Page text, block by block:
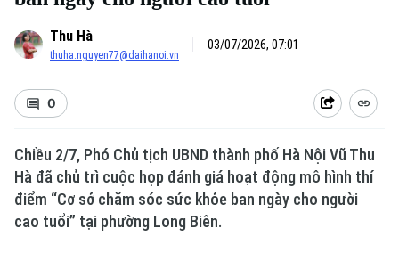
Thu Hà
thuha.nguyen77@daihanoi.vn
03/07/2026, 07:01
0
Chiều 2/7, Phó Chủ tịch UBND thành phố Hà Nội Vũ Thu
Hà đã chủ trì cuộc họp đánh giá hoạt động mô hình thí
điểm “Cơ sở chăm sóc sức khỏe ban ngày cho người
cao tuổi” tại phường Long Biên.